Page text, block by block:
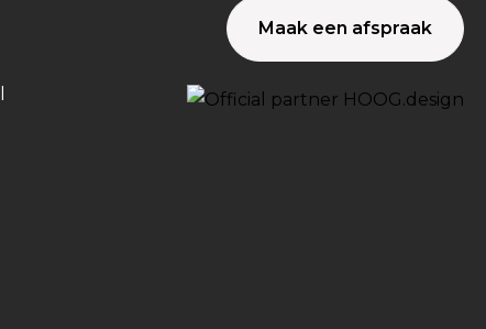
Maak een afspraak